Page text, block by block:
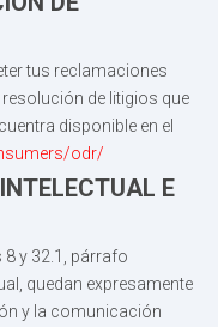
tus reclamaciones
de litigios que
disponible en el
odr/
E
y 32.1, párrafo
quedan expresamente
y la comunicación